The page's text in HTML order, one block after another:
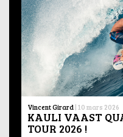
Vincent Girard | 10 mars 2026
KAULI VAAST
TOUR 2026 !